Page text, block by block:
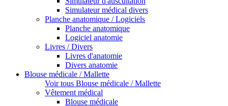
Simulateur médical divers
Planche anatomique / Logiciels
Planche anatomique
Logiciel anatomie
Livres / Divers
Livres d'anatomie
Divers anatomie
Blouse médicale / Mallette
Voir tous Blouse médicale / Mallette
Vêtement médical
Blouse médicale